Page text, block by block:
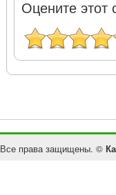
Оцените этот
Все права защищены. ©